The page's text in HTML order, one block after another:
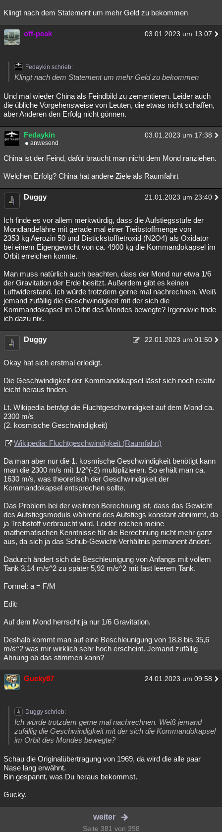
Klingt nach dem Statement um mehr Geld zu bekommen
off-peak 03.01.2023 um 13:07
Fedaykin schrieb:
Klingt nach dem Statement um mehr Geld zu bekommen
Und mal wieder China als Feindbild zu zementieren. Leider auch
die übliche Vorgehensweise von Leuten, die etwas nicht schaffen,
aber Anderen den Erfolg nicht gönnen.
Fedaykin 03.01.2023 um 17:38
anwesend
China ist der Feind, dafür braucht man nicht dem Mond ranziehen.
Welchen Erfolg? China hat andere Ziele als Raumfahrt
Duggy 21.01.2023 um 23:40
Ich finde es vor allem merkwürdig, dass die Aufstiegsstufe der
Mondlandefähre mit gerade mal einer Treibstoffmenge von
2353 kg Aerozin 50 und Distickstofftetroxid (N2O4) als Oxidator
bei einem Eigengewicht von ca. 4900 kg die Kommandokapsel im
Orbit erreichen konnte.
Man muss natürlich auch beachten, dass der Mond nur etwa 1/6
der Gravitation der Erde besitzt. Außerdem gibt es keinen
Luftwiderstand. Ich würde trotzdem gerne mal nachrechnen. Weiß
jemand zufällig die Geschwindigkeit mit der sich die
Kommandokapsel im Orbit des Mondes bewegte? Irgendwie finde
ich dazu nix.
Duggy 22.01.2023 um 01:50
Okay hat sich erstmal erledigt.
Die Geschwindigkeit der Kommandokapsel lässt sich noch relativ
leicht heraus finden.
Lt. Wikipedia beträgt die Fluchtgeschwindigkeit auf dem Mond ca.
2300 m/s
(2. kosmische Geschwindigkeit)
Wikipedia: Fluchtgeschwindigkeit (Raumfahrt)
Da man aber nur die 1. kosmische Geschwindigkeit benötigt kann
man die 2300 m/s mit 1/2^(-2) multiplizieren. So erhält man ca.
1630 m/s, was theoretisch der Geschwindigkeit der
Kommandokapsel entsprechen sollte.
Das Problem bei der weiteren Berechnung ist, dass das Gewicht
des Aufstiegsmoduls während des Aufstiegs konstant abnimmt, da
ja Treibstoff verbraucht wird. Leider reichen meine
mathematischen Kenntnisse für die Berechnung nicht mehr ganz
aus, da sich ja das Schub-Gewicht-Verhältnis permanent ändert.
Dadurch ändert sich die Beschleunigung von Anfangs mit vollem
Tank 3,14 m/s^2 zu später 5,92 m/s^2 mit fast leerem Tank.
Formel: a = F/M
Edit:
Auf dem Mond herrscht ja nur 1/6 Gravitation.
Deshalb kommt man auf eine Beschleunigung von 18,8 bis 35,6
m/s^2 was mir wirklich sehr hoch erscheint. Jemand zufällig
Ahnung ob das stimmen kann?
Gucky87 24.01.2023 um 09:58
Duggy schrieb:
Ich würde trotzdem gerne mal nachrechnen. Weiß jemand
zufällig die Geschwindigkeit mit der sich die Kommandokapsel
im Orbit des Mondes bewegte?
Schau die Originalübertragung von 1969, da wird die alle paar
Nase lang erwähnt.
Bin gespannt, was Du heraus bekommst.
Gucky.
weiter
Seite 381 von 398